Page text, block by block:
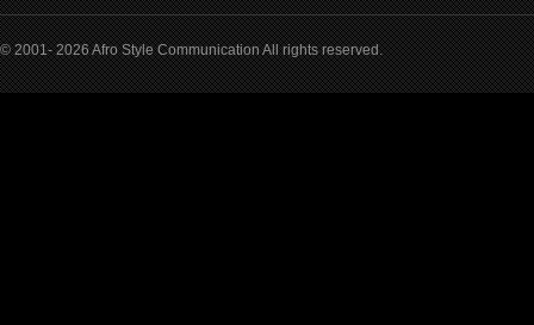
© 2001- 2026 Afro Style Communication All rights reserved.